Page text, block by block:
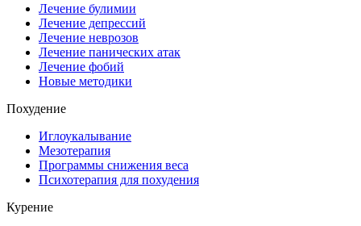
Лечение булимии
Лечение депрессий
Лечение неврозов
Лечение панических атак
Лечение фобий
Новые методики
Похудение
Иглоукалывание
Мезотерапия
Программы снижения веса
Психотерапия для похудения
Курение